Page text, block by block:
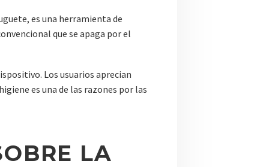
es una herramienta de
que se apaga por el
Los usuarios aprecian
es una de las razones por las
LA